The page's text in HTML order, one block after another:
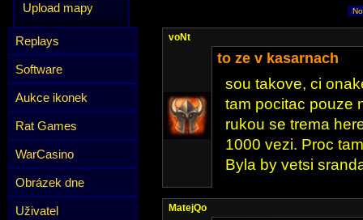
Upload mapy
Replays
Software
Aukce ikonek
Rat Games
WarCasino
Obrázek dne
Uživatel
voNt
to ze v kasarnach
sou takove, ci
tam pocitac pouze
rukou se trema
1000 vezi. Proc
Byla by vetsi
MatejQo